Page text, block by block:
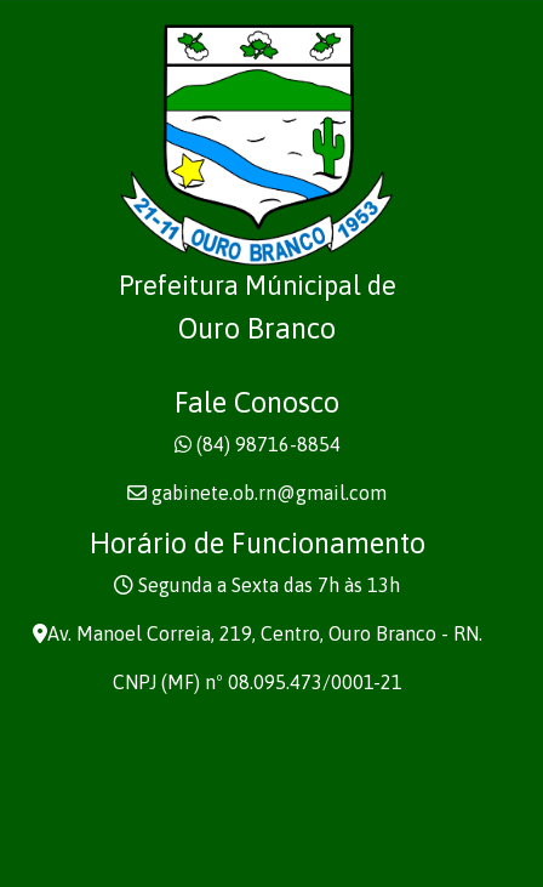
Prefeitura Múnicipal de
Ouro Branco
Fale Conosco
(84) 98716-8854
gabinete.ob.rn@gmail.com
Horário de Funcionamento
Segunda a Sexta das 7h às 13h
Av. Manoel Correia, 219, Centro, Ouro Branco - RN.
CNPJ (MF) nº 08.095.473/0001-21